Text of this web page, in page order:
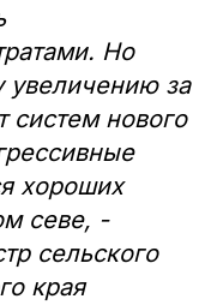
Но
увеличению за
систем нового
хороших
севе, -
сельского
края